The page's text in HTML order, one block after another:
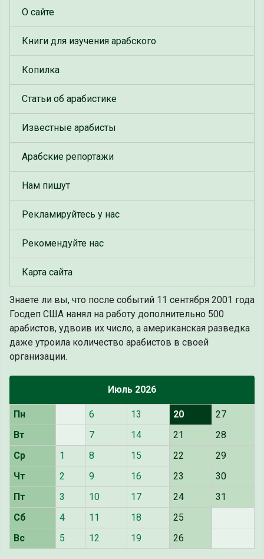
О сайте
Книги для изучения арабского
Копилка
Статьи об арабистике
Известные арабисты
Арабские репортажи
Нам пишут
Рекламируйтесь у нас
Рекомендуйте нас
Карта сайта
Знаете ли вы, что после событий 11 сентября 2001 года
Госдеп США нанял на работу дополнительно 500
арабистов, удвоив их число, а американская разведка
даже утроила количество арабистов в своей
организации.
Июль 2026
Пн 6 13 20
27
Вт
7 14 21
28
Ср
1 8 15 22
29
Чт
2 9 16 23
30
Пт
3 10 17 24
31
Сб
4 11 18
25
Вс
5 12 19 26